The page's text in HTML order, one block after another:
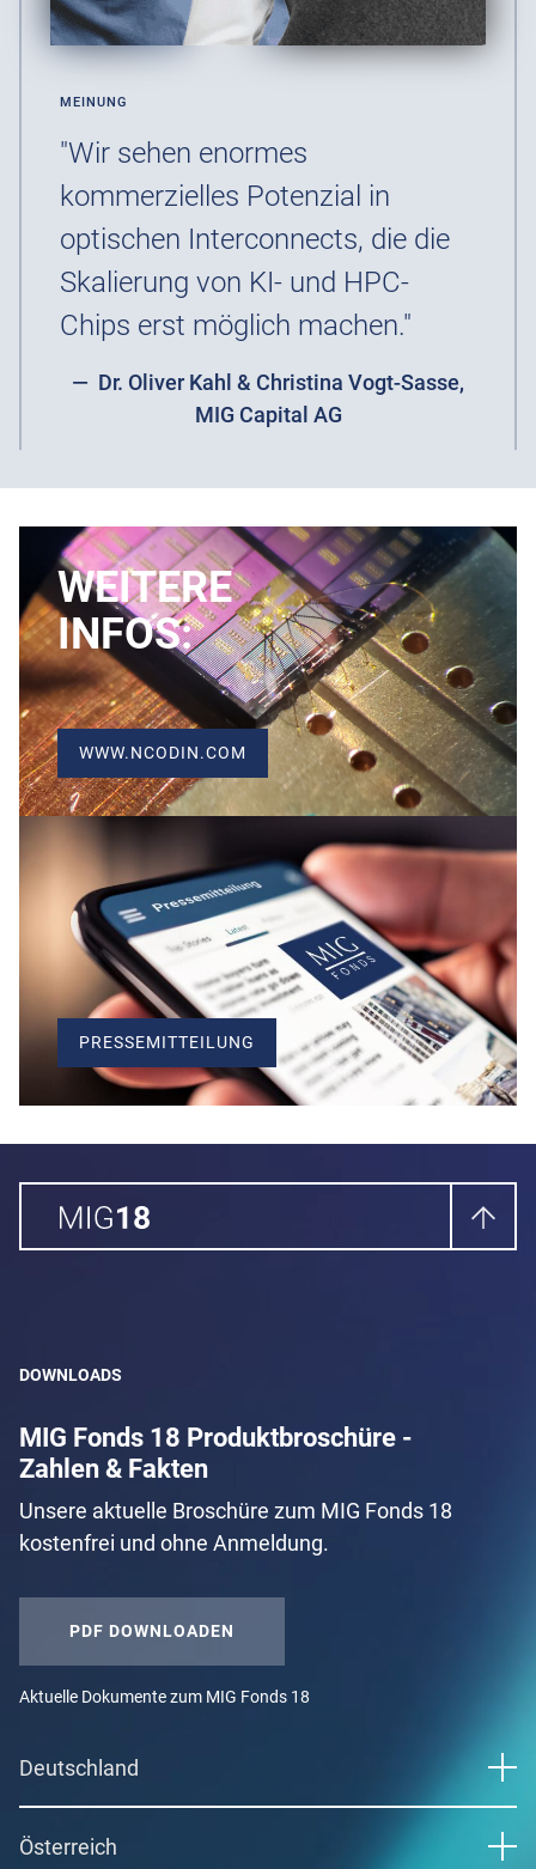
MEINUNG
"Wir sehen enormes
kommerzielles Potenzial in
optischen Interconnects, die die
Skalierung von KI- und HPC-
Chips erst möglich machen."
Dr. Oliver Kahl & Christina Vogt-Sasse,
MIG Capital AG
WEITERE
INFOS:
WWW.NCODIN.COM
PRESSEMITTEILUNG
DOWNLOADS
MIG Fonds 18 Produktbroschüre -
Zahlen & Fakten
Unsere aktuelle Broschüre zum MIG Fonds 18
kostenfrei und ohne Anmeldung.
PDF DOWNLOADEN
Aktuelle Dokumente zum MIG Fonds 18
Deutschland
Österreich